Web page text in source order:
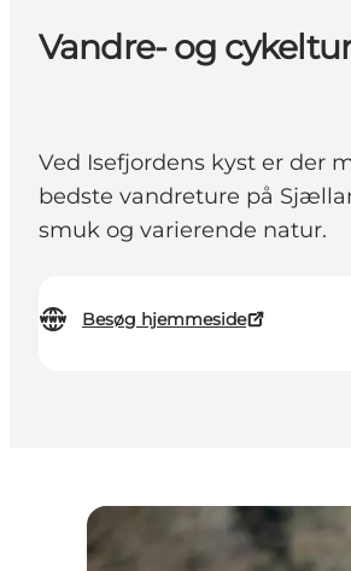
Vandre- og
Ved Isefjordens kyst er der
bedste vandreture på
smuk og varierende natur.
Besøg hjemmeside